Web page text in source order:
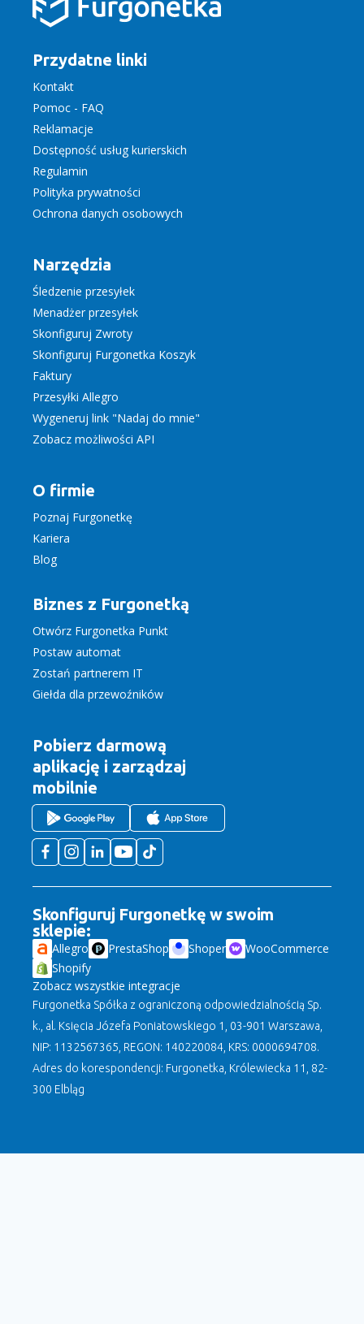
Przydatne linki
Kontakt
Pomoc - FAQ
Reklamacje
Dostępność usług kurierskich
Regulamin
Polityka prywatności
Ochrona danych osobowych
Narzędzia
Śledzenie przesyłek
Menadżer przesyłek
Skonfiguruj Zwroty
Skonfiguruj Furgonetka Koszyk
Faktury
Przesyłki Allegro
Wygeneruj link "Nadaj do mnie"
Zobacz możliwości API
O firmie
Poznaj Furgonetkę
Kariera
Blog
Biznes z Furgonetką
Otwórz Furgonetka Punkt
Postaw automat
Zostań partnerem IT
Giełda dla przewoźników
Pobierz darmową
aplikację i zarządzaj
mobilnie
Skonfiguruj Furgonetkę w swoim
sklepie:
Allegro PrestaShop Shoper
WooCommerce
Shopify
Zobacz wszystkie integracje
Furgonetka Spółka z ograniczoną odpowiedzialnością Sp.
k., al. Księcia Józefa Poniatowskiego 1, 03-901 Warszawa,
NIP: 1132567365, REGON: 140220084, KRS: 0000694708.
Adres do korespondencji: Furgonetka, Królewiecka 11, 82-
300 Elbląg